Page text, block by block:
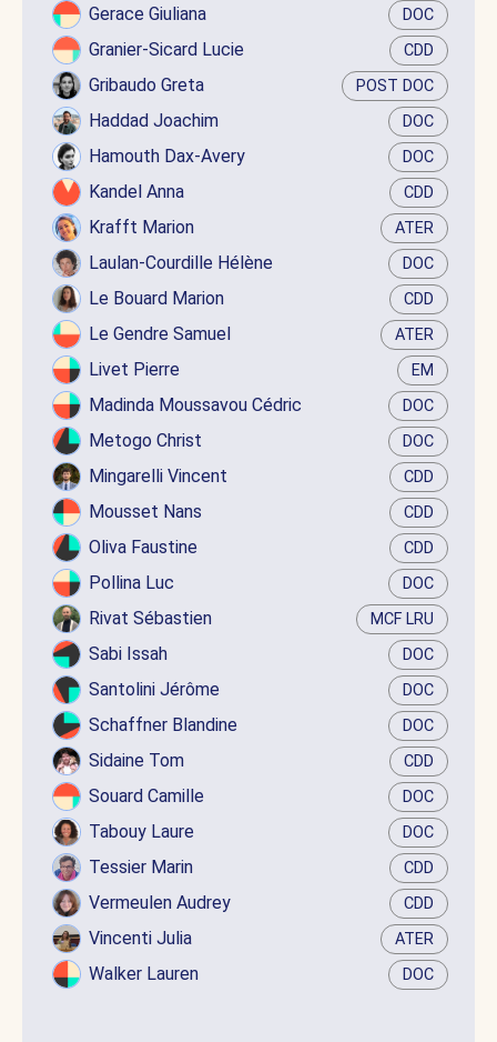
Gerace Giuliana DOC
Granier-Sicard Lucie CDD
Gribaudo Greta POST DOC
Haddad Joachim DOC
Hamouth Dax-Avery DOC
Kandel Anna CDD
Krafft Marion ATER
Laulan-Courdille Hélène DOC
Le Bouard Marion CDD
Le Gendre Samuel ATER
Livet Pierre EM
Madinda Moussavou Cédric DOC
Metogo Christ DOC
Mingarelli Vincent CDD
Mousset Nans CDD
Oliva Faustine CDD
Pollina Luc DOC
Rivat Sébastien MCF LRU
Sabi Issah DOC
Santolini Jérôme DOC
Schaffner Blandine DOC
Sidaine Tom CDD
Souard Camille DOC
Tabouy Laure DOC
Tessier Marin CDD
Vermeulen Audrey CDD
Vincenti Julia ATER
Walker Lauren DOC